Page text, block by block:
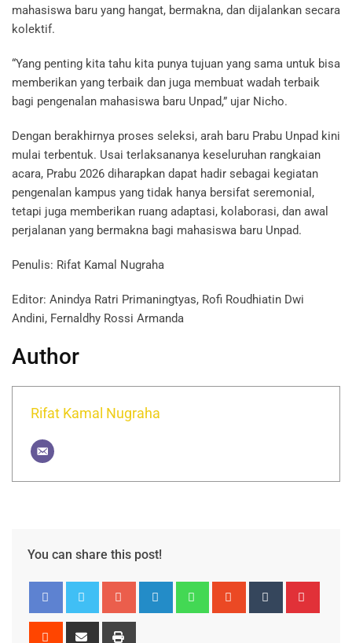
mahasiswa baru yang hangat, bermakna, dan dijalankan secara
kolektif.
“Yang penting kita tahu kita punya tujuan yang sama untuk bisa
memberikan yang terbaik dan juga membuat wadah terbaik
bagi pengenalan mahasiswa baru Unpad,” ujar Nicho.
Dengan berakhirnya proses seleksi, arah baru Prabu Unpad kini
mulai terbentuk. Usai terlaksananya keseluruhan rangkaian
acara, Prabu 2026 diharapkan dapat hadir sebagai kegiatan
pengenalan kampus yang tidak hanya bersifat seremonial,
tetapi juga memberikan ruang adaptasi, kolaborasi, dan awal
perjalanan yang bermakna bagi mahasiswa baru Unpad.
Penulis: Rifat Kamal Nugraha
Editor: Anindya Ratri Primaningtyas, Rofi Roudhiatin Dwi
Andini, Fernaldhy Rossi Armanda
Author
Rifat Kamal Nugraha
You can share this post!